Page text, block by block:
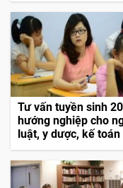
Tư vấn tuyền sinh
hướng nghiệp cho
luật, y dược, kế toán